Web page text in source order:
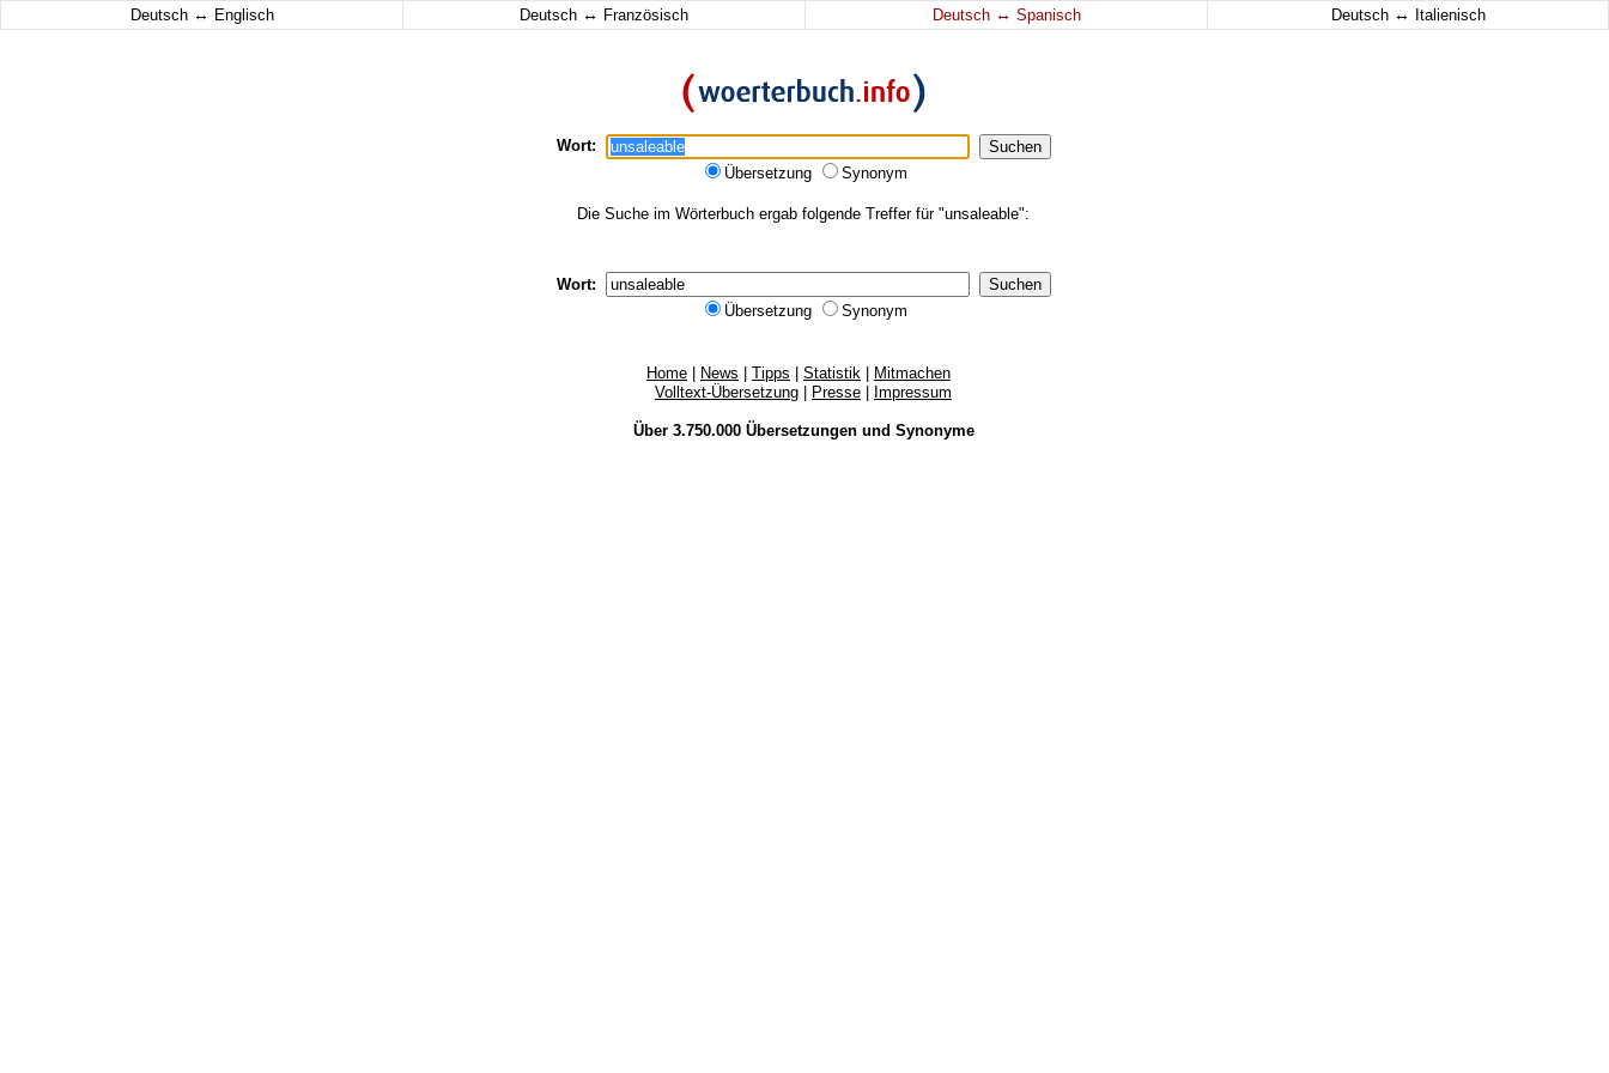
Deutsch ↔ Englisch Deutsch ↔ Französisch Deutsch ↔ Spanisch Deutsch ↔ Italienisch
Wort:
Übersetzung
Synonym
Die Suche im Wörterbuch ergab folgende Treffer für "unsaleable":
Wort:
Übersetzung
Synonym
Home News Tipps Statistik
Mitmachen
Volltext-Übersetzung
Presse Impressum
Über 3.750.000 Übersetzungenund Synonyme